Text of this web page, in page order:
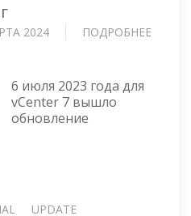
2024 ПОДРОБНЕЕ
6 июля 2023 года для
vCenter 7 вышло
обновление
UPDATE